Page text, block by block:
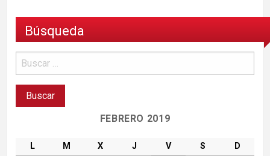
Búsqueda
FEBRERO 2019
L M X J V S
D